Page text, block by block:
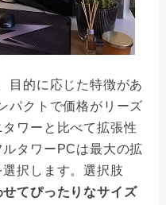
目的に応じた特徴があ
パクトで価格がリーズ
ワーと比べて拡張性
タワーPCは最大の拡
択します。選択肢
てぴったりなサイズ